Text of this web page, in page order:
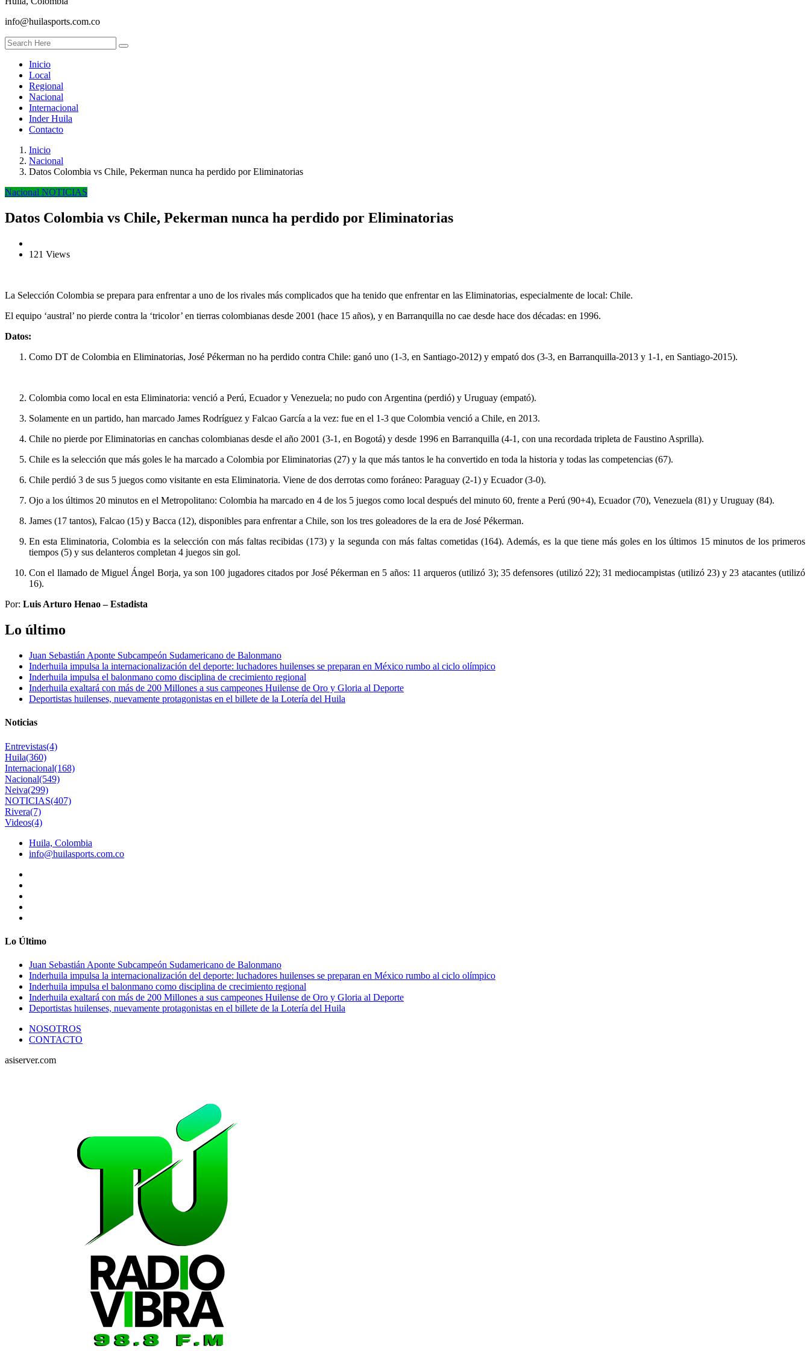
info@huilasports.com.co
Inicio
Local
Regional
Nacional
Internacional
Inder Huila
Contacto
Inicio
Nacional
Datos Colombia vs Chile, Pekerman nunca ha perdido por Eliminatorias
Nacional NOTICIAS
Datos Colombia vs Chile, Pekerman nunca ha perdido por Eliminatorias
121 Views
La Selección Colombia se prepara para enfrentar a uno de los rivales más complicados que ha tenido que enfrentar en las Eliminatorias, especialmente de local: Chile.
El equipo ‘austral’ no pierde contra la ‘tricolor’ en tierras colombianas desde 2001 (hace 15 años), y en Barranquilla no cae desde hace dos décadas: en 1996.
Datos:
Como DT de Colombia en Eliminatorias, José Pékerman no ha perdido contra Chile: ganó uno (1-3, en Santiago-2012) y empató dos (3-3, en Barranquilla-2013 y 1-1, en Santiago-2015).
Colombia como local en esta Eliminatoria: venció a Perú, Ecuador y Venezuela; no pudo con Argentina (perdió) y Uruguay (empató).
Solamente en un partido, han marcado James Rodríguez y Falcao García a la vez: fue en el 1-3 que Colombia venció a Chile, en 2013.
Chile no pierde por Eliminatorias en canchas colombianas desde el año 2001 (3-1, en Bogotá) y desde 1996 en Barranquilla (4-1, con una recordada tripleta de Faustino Asprilla).
Chile es la selección que más goles le ha marcado a Colombia por Eliminatorias (27) y la que más tantos le ha convertido en toda la historia y todas las competencias (67).
Chile perdió 3 de sus 5 juegos como visitante en esta Eliminatoria. Viene de dos derrotas como foráneo: Paraguay (2-1) y Ecuador (3-0).
Ojo a los últimos 20 minutos en el Metropolitano: Colombia ha marcado en 4 de los 5 juegos como local después del minuto 60, frente a Perú (90+4), Ecuador (70), Venezuela (81) y Uruguay (84).
James (17 tantos), Falcao (15) y Bacca (12), disponibles para enfrentar a Chile, son los tres goleadores de la era de José Pékerman.
En esta Eliminatoria, Colombia es la selección con más faltas recibidas (173) y la segunda con más faltas cometidas (164). Además, es la que tiene más goles en los últimos 15 minutos de los primeros
tiempos (5) y sus delanteros completan 4 juegos sin gol.
Con el llamado de Miguel Ángel Borja, ya son 100 jugadores citados por José Pékerman en 5 años: 11 arqueros (utilizó 3); 35 defensores (utilizó 22); 31 mediocampistas (utilizó 23) y 23 atacantes (utilizó
16).
Por: Luis Arturo Henao – Estadista
Lo último
Juan Sebastián Aponte Subcampeón Sudamericano de Balonmano
Inderhuila impulsa la internacionalización del deporte: luchadores huilenses se preparan en México rumbo al ciclo olímpico
Inderhuila impulsa el balonmano como disciplina de crecimiento regional
Inderhuila exaltará con más de 200 Millones a sus campeones Huilense de Oro y Gloria al Deporte
Deportistas huilenses, nuevamente protagonistas en el billete de la Lotería del Huila
Noticias
Entrevistas(4)
Huila(360)
Internacional(168)
Nacional(549)
Neiva(299)
NOTICIAS(407)
Rivera(7)
Videos(4)
Huila, Colombia
info@huilasports.com.co
Lo Último
Juan Sebastián Aponte Subcampeón Sudamericano de Balonmano
Inderhuila impulsa la internacionalización del deporte: luchadores huilenses se preparan en México rumbo al ciclo olímpico
Inderhuila impulsa el balonmano como disciplina de crecimiento regional
Inderhuila exaltará con más de 200 Millones a sus campeones Huilense de Oro y Gloria al Deporte
Deportistas huilenses, nuevamente protagonistas en el billete de la Lotería del Huila
NOSOTROS
CONTACTO
asiserver.com